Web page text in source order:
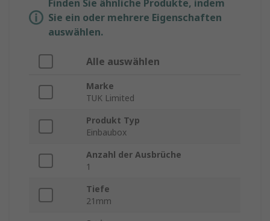
Finden Sie ähnliche Produkte, indem
Sie ein oder mehrere Eigenschaften
auswählen.
Alle auswählen
Marke
TUK Limited
Produkt Typ
Einbaubox
Anzahl der Ausbrüche
1
Tiefe
21mm